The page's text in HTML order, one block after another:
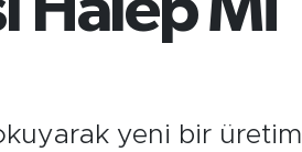
yeni bir üretim